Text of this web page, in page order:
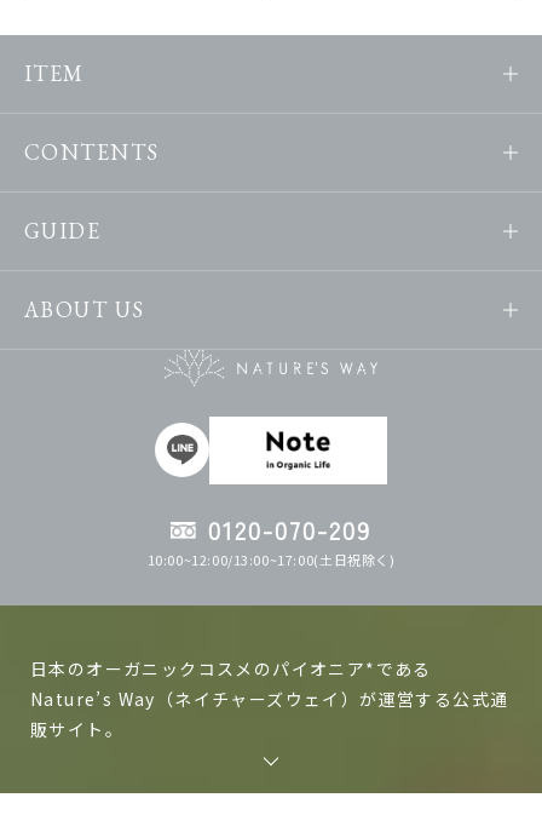
ITEM
CONTENTS
GUIDE
ABOUT US
0120-070-209
10:00~12:00/13:00~17:00(土日祝除く)
日本のオーガニックコスメのパイオニア*である
Nature’s Way（ネイチャーズウェイ）が運営する公式通
販サイト。
ネイチャーズウェイの製品は日本で作る、日本人の肌に